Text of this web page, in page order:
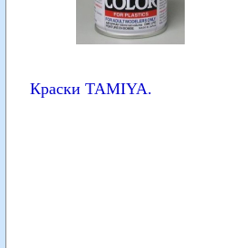
Краски TAMIYA.